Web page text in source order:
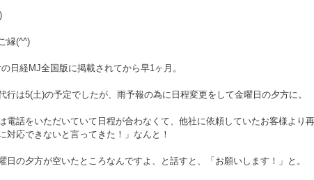
縁(^^)
日経MJ全国版に掲載されてから早1ヶ月。
行は5(土)の予定でしたが、雨予報の為に日程変更をして金曜日の夕方に。
電話をいただいていて日程が合わなくて、他社に依頼していたお客様より再
対応できないと言ってきた！」なんと！
日の夕方が空いたところなんですよ、と話すと、「お願いします！」と。